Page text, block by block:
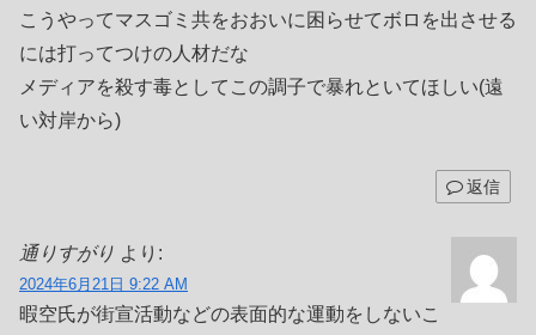
こうやってマスゴミ共をおおいに困らせてボロを出させる
には打ってつけの人材だな
メディアを殺す毒としてこの調子で暴れといてほしい(遠
い対岸から)
返信
通りすがり より:
2024年6月21日 9:22 AM
暇空氏が街宣活動などの表面的な運動をしないこ